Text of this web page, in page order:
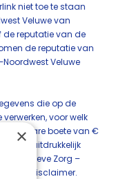
niet toe te staan
Veluwe van
reputatie van de
de reputatie van
Veluwe
die op de
voor welk
opeisbare boete van €
dit uitdrukkelijk
Palliatieve Zorg –
deze disclaimer.
×